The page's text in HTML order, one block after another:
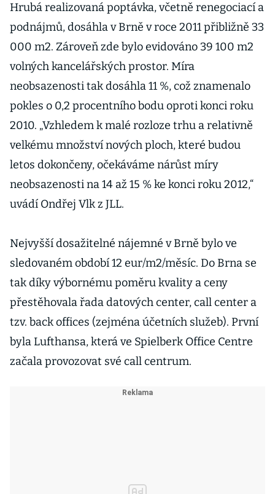
Hrubá realizovaná poptávka, včetně renegociací a
podnájmů, dosáhla v Brně v roce 2011 přibližně 33
000 m2. Zároveň zde bylo evidováno 39 100 m2
volných kancelářských prostor. Míra
neobsazenosti tak dosáhla 11 %, což znamenalo
pokles o 0,2 procentního bodu oproti konci roku
2010. „Vzhledem k malé rozloze trhu a relativně
velkému množství nových ploch, které budou
letos dokončeny, očekáváme nárůst míry
neobsazenosti na 14 až 15 % ke konci roku 2012,“
uvádí Ondřej Vlk z JLL.
Nejvyšší dosažitelné nájemné v Brně bylo ve
sledovaném období 12 eur/m2/měsíc. Do Brna se
tak díky výbornému poměru kvality a ceny
přestěhovala řada datových center, call center a
tzv. back offices (zejména účetních služeb). První
byla Lufthansa, která ve Spielberk Office Centre
začala provozovat své call centrum.